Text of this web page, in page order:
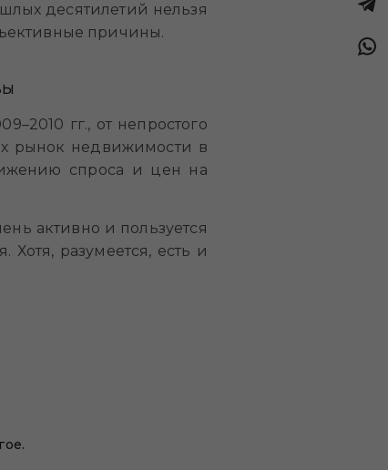
десятилетий нельзя
причины.
гг., от непростого
рынок недвижимости в
спроса и цен на
активно и пользуется
разумеется, есть и